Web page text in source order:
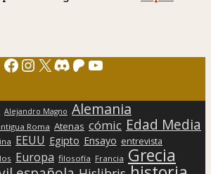
Facebook
Instagram
X Discord
Patreon
YouTube
Alejandro Magno Alemania
Roma Atenas cómic Edad Media
EEUU Egipto Ensayo entrevista
Europa filosofía Francia Grecia